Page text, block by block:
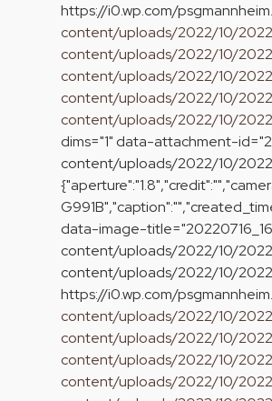
https://i0.wp.com/
content/uploads/2022/10/
content/uploads/2022/10/
content/uploads/2022/10/
content/uploads/2022/10/
content/uploads/2022/10/
dims="1" data-attachment-
content/uploads/2022/10/
data-image-
content/uploads/2022/10/
content/uploads/2022/10/
https://i0.wp.com/
content/uploads/2022/10/
content/uploads/2022/10/
content/uploads/2022/10/
content/uploads/2022/10/